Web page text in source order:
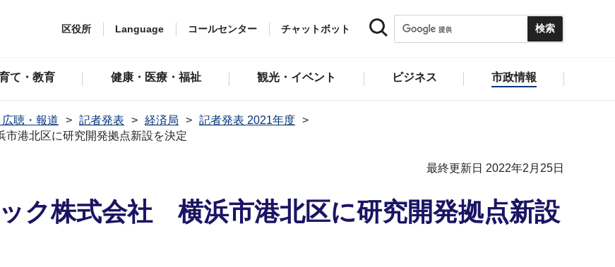
区役所 Language コールセンター チャットボット
て・教育 健康・医療・福祉 観光・イベント ビジネス 市政情報
広聴・報道 記者発表 経済局
記者発表 2021年度
港北区に研究開発拠点新設を決定
最終更新日 2022年2月25日
ック株式会社 横浜市港北区に研究開発拠点新設